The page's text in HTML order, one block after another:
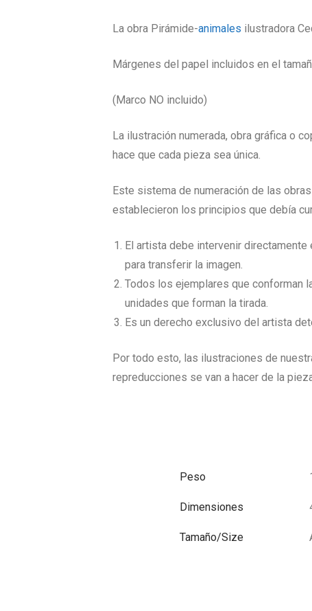
La obra Pirámide-animales ilustradora
Márgenes del papel incluidos en el
(Marco NO incluido)
La ilustración numerada, obra gráfica o
hace que cada pieza sea única.
Este sistema de numeración de las
establecieron los principios que debía
El artista debe intervenir
para transferir la imagen.
Todos los ejemplares que conforman
unidades que forman la tirada.
Es un derecho exclusivo del artista
Por todo esto, las ilustraciones de
repreducciones se van a hacer de la
Peso
Dimensiones
Tamaño/Size